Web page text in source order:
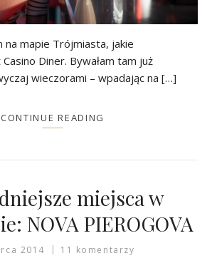
na mapie Trójmiasta, jakie
Diner. Bywałam tam już
wieczorami – wpadając na […]
CONTINUE READING
miejsca w
NOVA PIEROGOVA
2014 11 komentarzy